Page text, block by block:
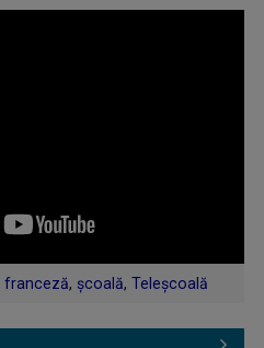
franceză, școală, Teleșcoală